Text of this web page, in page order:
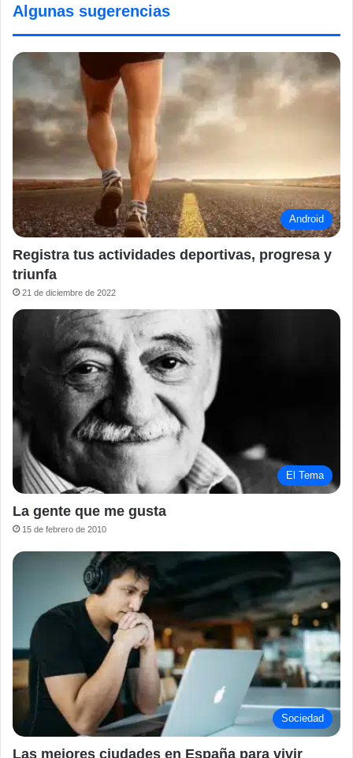
Algunas sugerencias
Android
Registra tus actividades deportivas, progresa y
triunfa
21 de diciembre de 2022
El Tema
La gente que me gusta
15 de febrero de 2010
Sociedad
Las mejores ciudades en España para vivir